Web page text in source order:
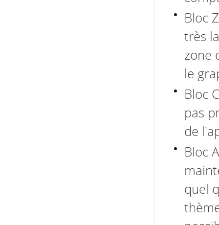
Bloc
très
zone
le
Bloc
pas
de
Bloc
quel